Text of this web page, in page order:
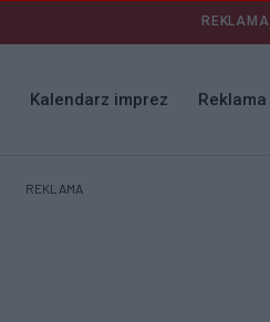
REKLAMA
Kalendarz imprez Reklama
REKLAMA